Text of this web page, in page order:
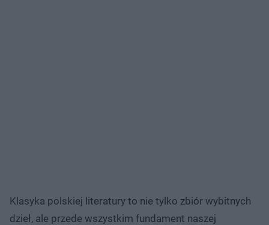
Klasyka polskiej literatury to nie tylko zbiór wybitnych
dzieł, ale przede wszystkim fundament naszej